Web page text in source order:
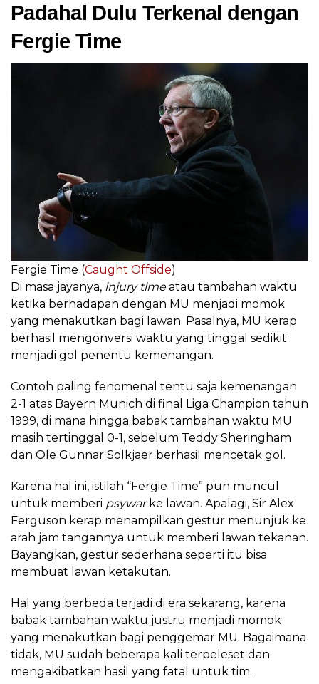
Padahal Dulu Terkenal dengan
Fergie Time
Fergie Time (Caught Offside)
Di masa jayanya, injury timeatau tambahan waktu
ketika berhadapan dengan MU menjadi momok
yang menakutkan bagi lawan. Pasalnya, MU kerap
berhasil mengonversi waktu yang tinggal sedikit
menjadi gol penentu kemenangan.
Contoh paling fenomenal tentu saja kemenangan
2-1 atas Bayern Munich di final Liga Champion tahun
1999, di mana hingga babak tambahan waktu MU
masih tertinggal 0-1, sebelum Teddy Sheringham
dan Ole Gunnar Solkjaer berhasil mencetak gol.
Karena hal ini, istilah “Fergie Time” pun muncul
untuk memberi psywar ke lawan. Apalagi, Sir Alex
Ferguson kerap menampilkan gestur menunjuk ke
arah jam tangannya untuk memberi lawan tekanan.
Bayangkan, gestur sederhana seperti itu bisa
membuat lawan ketakutan.
Hal yang berbeda terjadi di era sekarang, karena
babak tambahan waktu justru menjadi momok
yang menakutkan bagi penggemar MU. Bagaimana
tidak, MU sudah beberapa kali terpeleset dan
mengakibatkan hasil yang fatal untuk tim.